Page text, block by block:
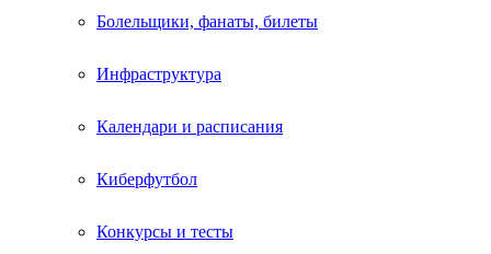
Болельщики, фанаты, билеты
Инфраструктура
Календари и расписания
Киберфутбол
Конкурсы и тесты